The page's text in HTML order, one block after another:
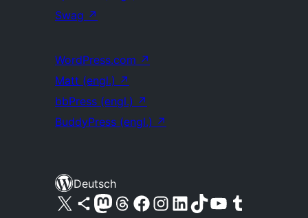
Swag ↗
WordPress.com ↗
Matt (engl.) ↗
bbPress (engl.) ↗
BuddyPress (engl.) ↗
Deutsch
Unser X-Konto (früher Twitter) besuchen
Unser Bluesky-Konto besuchen
Unser Mastodon-Konto besuchen
Unser Threads-Konto besuchen
Unsere Facebook-Seite besuchen
Unser Instagram-Konto besuchen
Unser LinkedIn-Konto besuchen
Unser TikTok-Konto besuchen
Unseren YouTube-Kanal besuchen
Unser Tumblr-Konto besuchen